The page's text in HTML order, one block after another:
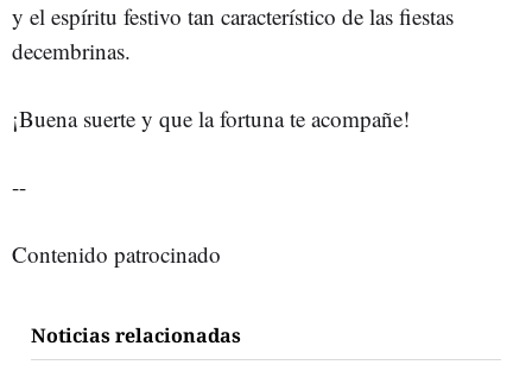
y el espíritu festivo tan característico de las fiestas
decembrinas.
¡Buena suerte y que la fortuna te acompañe!
--
Contenido patrocinado
Noticias relacionadas